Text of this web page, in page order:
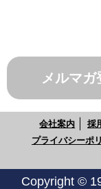
メルマガ
会社案内 採
プライバシーポ
Copyright ©